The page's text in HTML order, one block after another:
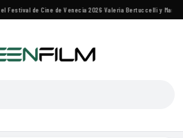
de Cine de Venecia 2026·Valeria Bertuccelli y Martín